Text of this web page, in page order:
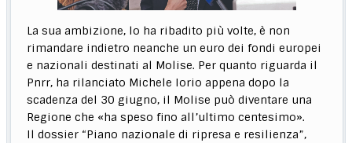
La sua ambizione, lo ha ribadito più volte, è non
rimandare indietro neanche un euro dei fondi europei
e nazionali destinati al Molise. Per quanto riguarda il
Pnrr, ha rilanciato Michele Iorio appena dopo la
scadenza del 30 giugno, il Molise può diventare una
Regione che «ha speso fino all’ultimo centesimo».
Il dossier “Piano nazionale di ripresa e resilienza”,